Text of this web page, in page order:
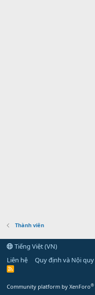
Thành viên
Tiếng Việt (VN)
Liên hệ
Quy định và Nội quy
R
Community platform by XenForo®